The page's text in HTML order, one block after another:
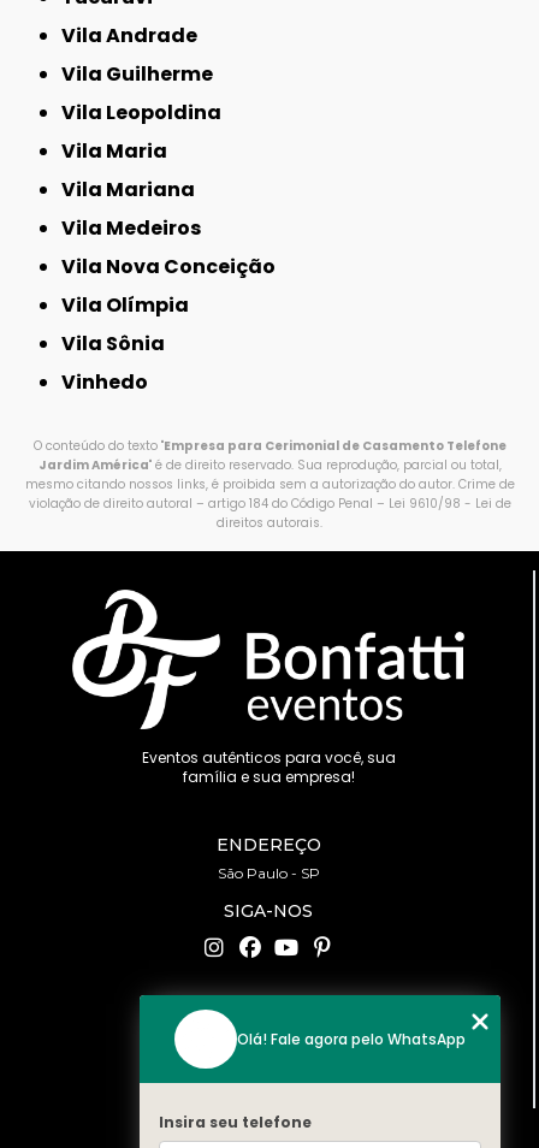
Vila Andrade
Vila Guilherme
Vila Leopoldina
Vila Maria
Vila Mariana
Vila Medeiros
Vila Nova Conceição
Vila Olímpia
Vila Sônia
Vinhedo
O conteúdo do texto "Empresa para Cerimonial de Casamento Telefone
Jardim América" é de direito reservado. Sua reprodução, parcial ou total,
mesmo citando nossos links, é proibida sem a autorização do autor. Crime de
violação de direito autoral – artigo 184 do Código Penal – Lei 9610/98 - Lei de
direitos autorais.
Eventos autênticos para você, sua
família e sua empresa!
ENDEREÇO
São Paulo - SP
SIGA-NOS
CONTATO
(11) 94519-2422
contato@bonfattieventos.com.br
MENU
Olá! Fale agora pelo WhatsApp
Insira seu telefone